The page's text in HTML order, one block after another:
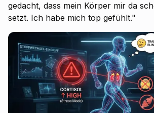
gedacht, dass mein Körper mir da
setzt. Ich habe mich top gefühlt."